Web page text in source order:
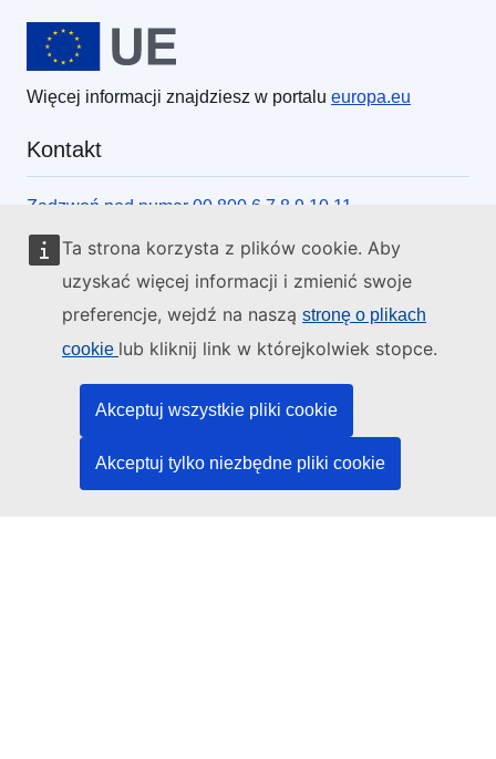
Ta strona korzysta z plików cookie. Aby
uzyskać więcej informacji i zmienić swoje
preferencje, wejdź na naszą stronę o plikach
cookie lub kliknij link w którejkolwiek stopce.
Akceptuj wszystkie pliki cookie
Akceptuj tylko niezbędne pliki cookie
Unia Europejska
Więcej informacji znajdziesz w portalu europa.eu
Kontakt
Zadzwoń pod numer 00 800 6 7 8 9 10 11
Skorzystaj z innych form kontaktu telefonicznego
Napisz do nas, korzystając z formularza
Spotkaj się z nami w lokalnym punkcie UE
Media społecznościowe
Obserwuj UE w mediach społecznościowych
Instytucje i organy UE